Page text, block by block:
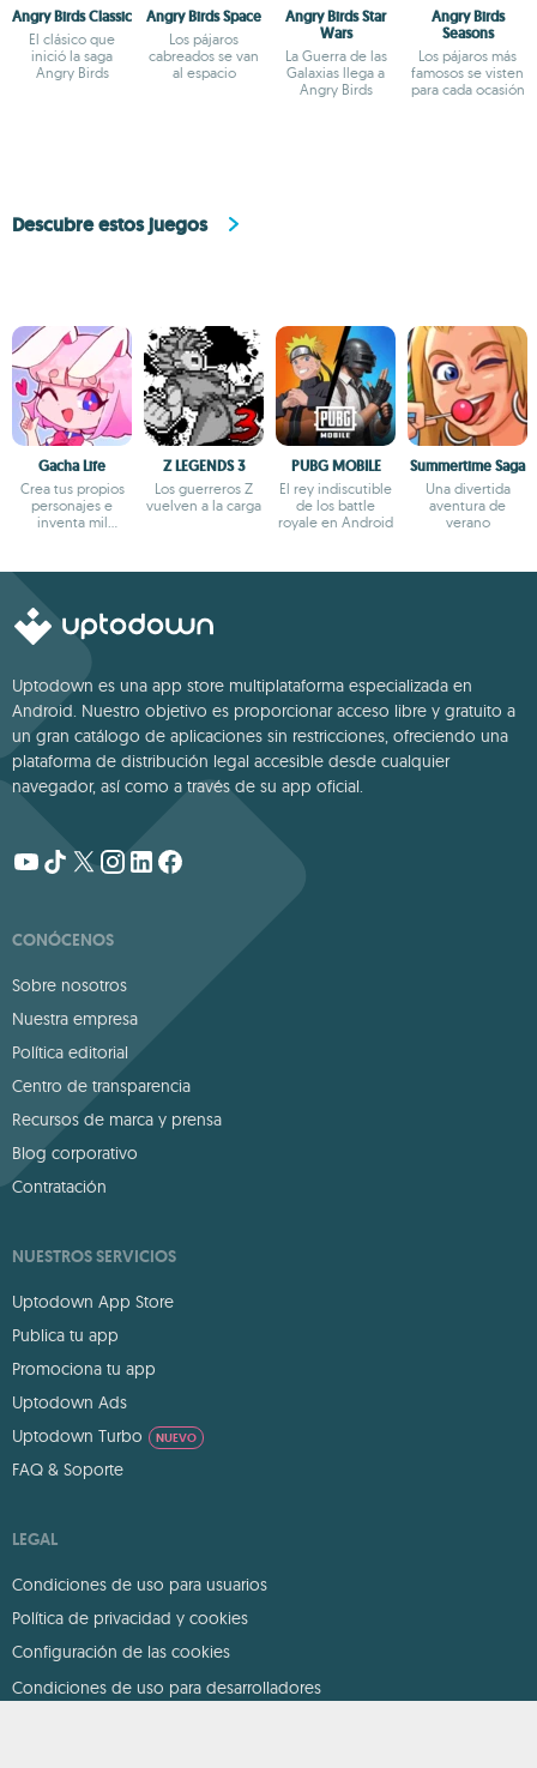
Angry Birds Classic
El clásico que
inició la saga
Angry Birds
Angry Birds Space
Los pájaros
cabreados se van
al espacio
Angry Birds Star
Wars
La Guerra de las
Galaxias llega a
Angry Birds
Angry Birds
Seasons
Los pájaros más
famosos se visten
para cada ocasión
Descubre estos juegos
Gacha Life
Crea tus propios
personajes e
inventa mil
Z LEGENDS 3
Los guerreros Z
vuelven a la carga
PUBG MOBILE
El rey indiscutible
de los battle
royale en Android
Summertime Saga
Una divertida
aventura de
verano
Uptodown es una app store multiplataforma especializada en
Android. Nuestro objetivo es proporcionar acceso libre y gratuito a
un gran catálogo de aplicaciones sin restricciones, ofreciendo una
plataforma de distribución legal accesible desde cualquier
navegador, así como a través de su app oficial.
CONÓCENOS
Sobre nosotros
Nuestra empresa
Política editorial
Centro de transparencia
Recursos de marca y prensa
Blog corporativo
Contratación
NUESTROS SERVICIOS
Uptodown App Store
Publica tu app
Promociona tu app
Uptodown Ads
Uptodown Turbo
NUEVO
FAQ & Soporte
LEGAL
Condiciones de uso para usuarios
Política de privacidad y cookies
Configuración de las cookies
Condiciones de uso para desarrolladores